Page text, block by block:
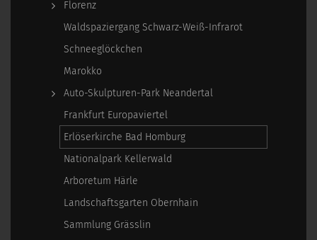
Florenz
Waldspaziergang Schwarz-Weiß-Infrarot
Schneeglöckchen
Marokko
Auto-Skulpturen-Park Neandertal
Frankfurt Europaviertel
Erlöserkirche Bad Homburg
Nationalpark Kellerwald
Arboretum Härle
Landschaftsgarten Obernhain
Sammlung Grässlin